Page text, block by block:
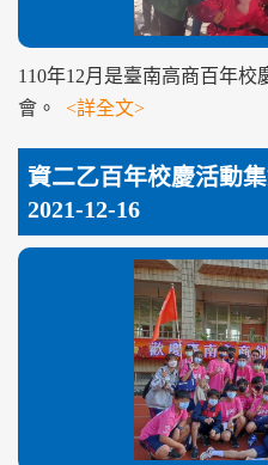
110年12月是臺南高商百年
會。 <詳全文>
資二乙百年校慶活動
2021-12-16